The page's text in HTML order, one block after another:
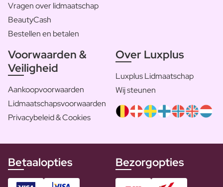
Vragen over lidmaatschap
BeautyCash
Bestellen en betalen
Voorwaarden &
Veiligheid
Aankoopvoorwaarden
Lidmaatschapsvoorwaarden
Privacybeleid & Cookies
Over Luxplus
Luxplus Lidmaatschap
Wij steunen
Betaalopties Bezorgopties